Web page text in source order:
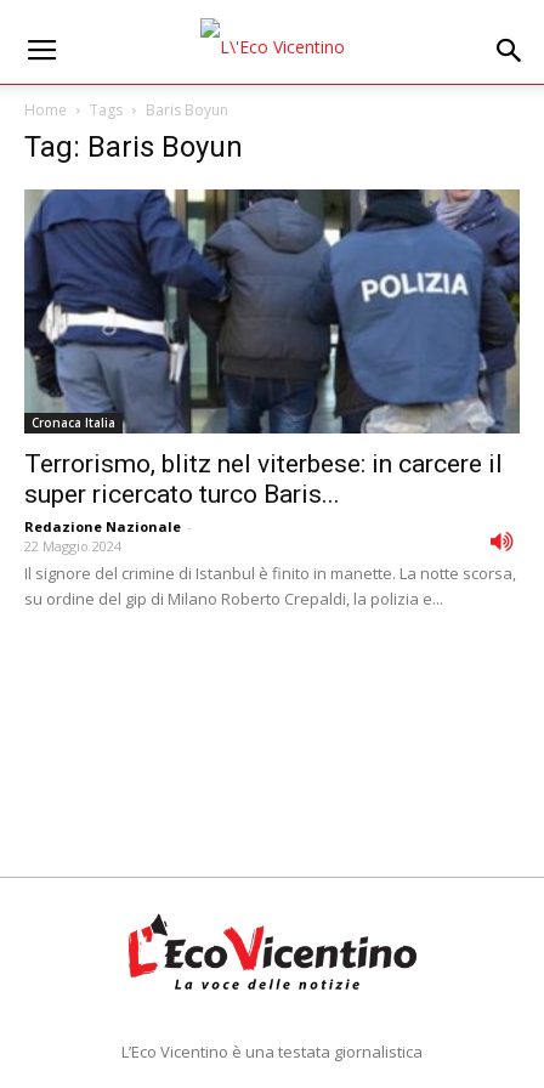
Home Tags Baris Boyun
Tag: Baris Boyun
Cronaca Italia
Terrorismo, blitz nel viterbese: in carcere il
super ricercato turco Baris...
Redazione Nazionale -
22 Maggio 2024
Il signore del crimine di Istanbul è finito in manette. La notte scorsa,
su ordine del gip di Milano Roberto Crepaldi, la polizia e...
L’Eco Vicentino è una testata giornalistica